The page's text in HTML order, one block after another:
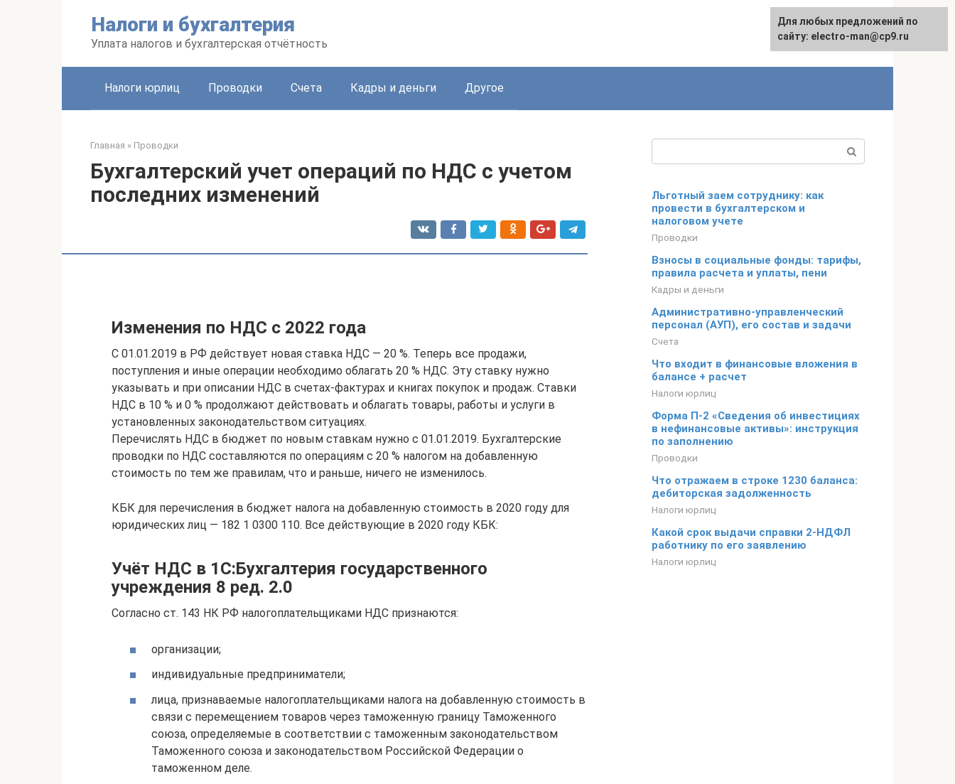
Налоги и бухгалтерия
Уплата налогов и бухгалтерская отчётность
Налоги юрлиц Проводки Счета Кадры и деньги Другое
Главная » Проводки
Бухгалтерский учет операций по НДС с учетом
последних изменений
Изменения по НДС с 2022 года
С 01.01.2019 в РФ действует новая ставка НДС — 20 %. Теперь все продажи,
поступления и иные операции необходимо облагать 20 % НДС. Эту ставку нужно
указывать и при описании НДС в счетах-фактурах и книгах покупок и продаж. Ставки
НДС в 10 % и 0 % продолжают действовать и облагать товары, работы и услуги в
установленных законодательством ситуациях.
Перечислять НДС в бюджет по новым ставкам нужно с 01.01.2019. Бухгалтерские
проводки по НДС составляются по операциям с 20 % налогом на добавленную
стоимость по тем же правилам, что и раньше, ничего не изменилось.
КБК для перечисления в бюджет налога на добавленную стоимость в 2020 году для
юридических лиц — 182 1 0300 110. Все действующие в 2020 году КБК:
Учёт НДС в 1С:Бухгалтерия государственного
учреждения 8 ред. 2.0
Согласно ст. 143 НК РФ налогоплательщиками НДС признаются:
организации;
индивидуальные предприниматели;
лица, признаваемые налогоплательщиками налога на добавленную стоимость в
связи с перемещением товаров через таможенную границу Таможенного
союза, определяемые в соответствии с таможенным законодательством
Таможенного союза и законодательством Российской Федерации о
таможенном деле.
Льготный заем сотруднику: как
провести в бухгалтерском и
налоговом учете
Проводки
Взносы в социальные фонды: тарифы,
правила расчета и уплаты, пени
Кадры и деньги
Административно-управленческий
персонал (АУП), его состав и задачи
Счета
Что входит в финансовые вложения в
балансе + расчет
Налоги юрлиц
Форма П-2 «Сведения об инвестициях
в нефинансовые активы»: инструкция
по заполнению
Проводки
Что отражаем в строке 1230 баланса:
дебиторская задолженность
Налоги юрлиц
Какой срок выдачи справки 2-НДФЛ
работнику по его заявлению
Налоги юрлиц
Для любых предложений по
сайту: electro-man@cp9.ru